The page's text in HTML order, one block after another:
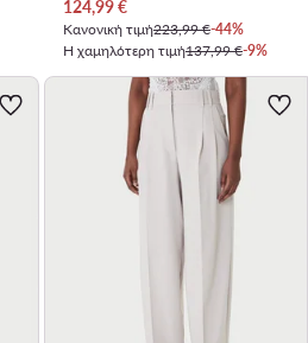
Τρέχουσα τιμή
124,99€
Κανονική τιμή223,99 €-44%
Η χαμηλότερη τιμή137,99 €-9%